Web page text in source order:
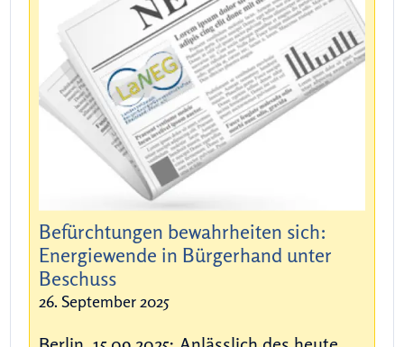
Befürchtungen bewahrheiten sich:
Energiewende in Bürgerhand unter
Beschuss
26. September 2025